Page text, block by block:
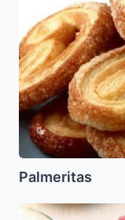
Palmeritas
Brisket